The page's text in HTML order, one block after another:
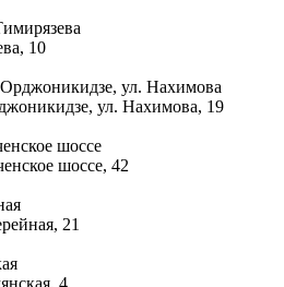
10
ул. Нахимова
ул. Нахимова, 19
шоссе
шоссе, 42
21